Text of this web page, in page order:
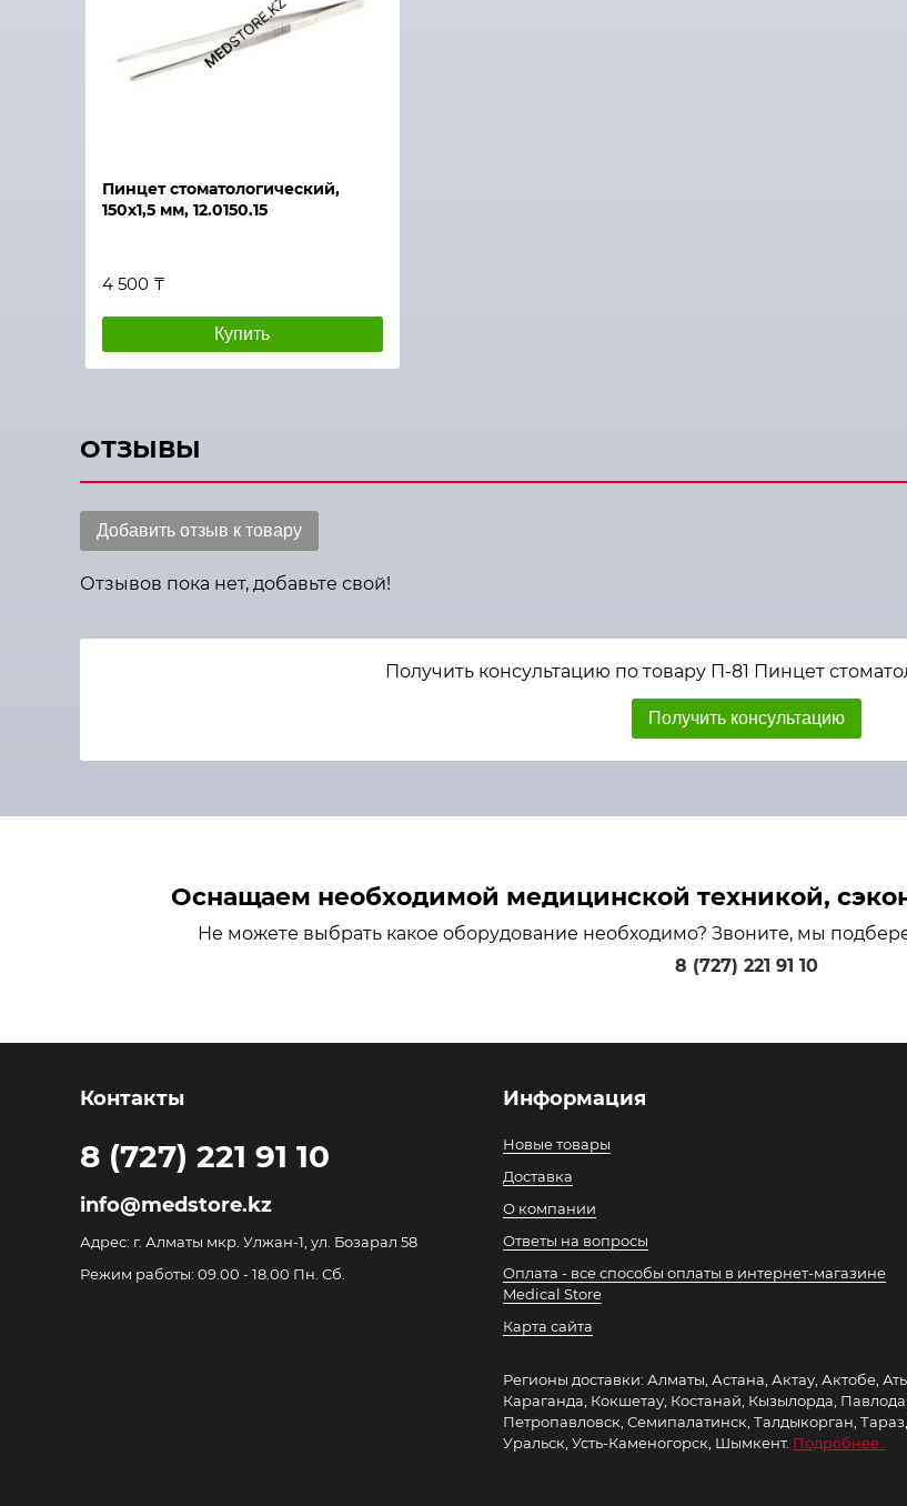
Пинцет стоматологический,
150х1,5 мм, 12.0150.15
4 500 ₸
Купить
ОТЗЫВЫ
Добавить отзыв к товару
Отзывов пока нет, добавьте свой!
Получить консультацию по товару П-81 Пинцет
Получить консультацию
Оснащаем необходимой медицинской техникой,
Не можете выбрать какое оборудование необходимо? Звоните, мы
8 (727) 221 91 10
Контакты
8 (727) 221 91 10
info@medstore.kz
Адрес: г. Алматы мкр. Улжан-1, ул. Бозарал 58
Режим работы: 09.00 - 18.00 Пн. Сб.
Информация
Новые товары
Доставка
О компании
Ответы на вопросы
Оплата - все способы оплаты в интернет-магазине
Medical Store
Карта сайта
Регионы доставки: Алматы, Астана, Актау, Актобе,
Караганда, Кокшетау, Костанай, Кызылорда,
Петропавловск, Семипалатинск, Талдыкорган, Тараз,
Уральск, Усть-Каменогорск, Шымкент. Подробнее..